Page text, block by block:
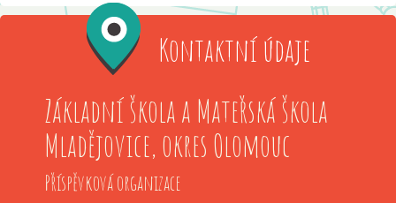
Kontaktní údaje
Základní škola a Mateřská škola
Mladějovice, okres Olomouc
Příspěvková organizace